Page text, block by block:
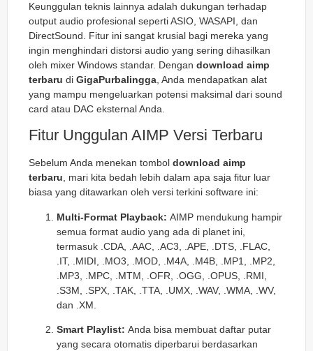
Keunggulan teknis lainnya adalah dukungan terhadap
output audio profesional seperti ASIO, WASAPI, dan
DirectSound. Fitur ini sangat krusial bagi mereka yang
ingin menghindari distorsi audio yang sering dihasilkan
oleh mixer Windows standar. Dengan download aimp
terbaru di GigaPurbalingga , Anda mendapatkan alat
yang mampu mengeluarkan potensi maksimal dari sound
card atau DAC eksternal Anda.
Fitur Unggulan AIMP Versi Terbaru
Sebelum Anda menekan tombol download aimp
terbaru, mari kita bedah lebih dalam apa saja fitur luar
biasa yang ditawarkan oleh versi terkini software ini:
Multi-Format Playback: AIMP mendukung hampir
semua format audio yang ada di planet ini,
termasuk .CDA, .AAC, .AC3, .APE, .DTS, .FLAC,
.IT, .MIDI, .MO3, .MOD, .M4A, .M4B, .MP1, .MP2,
.MP3, .MPC, .MTM, .OFR, .OGG, .OPUS, .RMI,
.S3M, .SPX, .TAK, .TTA, .UMX, .WAV, .WMA, .WV,
dan .XM.
Smart Playlist: Anda bisa membuat daftar putar
yang secara otomatis diperbarui berdasarkan